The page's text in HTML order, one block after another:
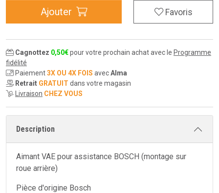
Ajouter Favoris
Cagnottez 0,50€pour votre prochain achat avec le Programme
fidélité
Paiement3X OU 4X FOIS avecAlma
Retrait GRATUIT dans votre magasin
Livraison CHEZ VOUS
Description
Aimant VAE pour assistance BOSCH (montage sur
roue arrière)
Pièce d'origine Bosch